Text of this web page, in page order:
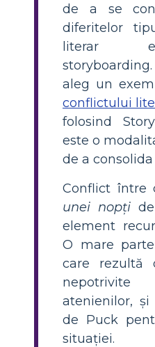
de a se
diferitelor
literar
aleg un
conflictului
folosind
este o
de a
Conflict între
unei nopți de
element
O mare
care rezultă
atenienilor,
de Puck
situației.